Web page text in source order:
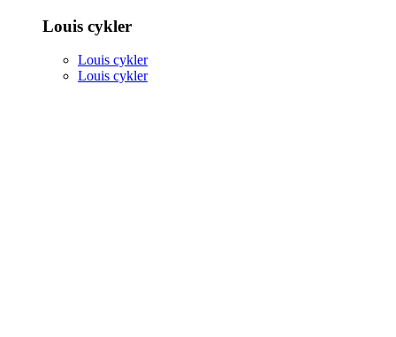
Louis cykler
Louis cykler
Louis cykler